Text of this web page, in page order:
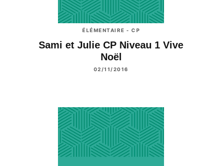
ÉLÉMENTAIRE - CP
Sami et Julie CP Niveau 1 Vive
Noël
02/11/2016